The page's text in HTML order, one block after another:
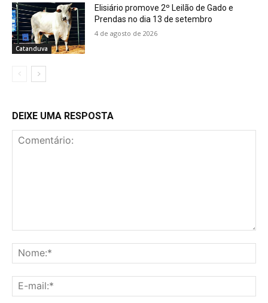
Catanduva
Elisiário promove 2º Leilão de Gado e
Prendas no dia 13 de setembro
4 de agosto de 2026
DEIXE UMA RESPOSTA